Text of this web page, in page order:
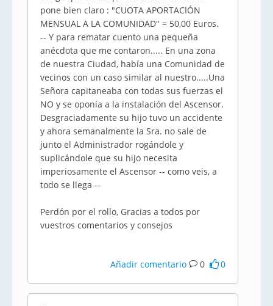
pone bien claro : "CUOTA APORTACIÓN
MENSUAL A LA COMUNIDAD" = 50,00 Euros.
-- Y para rematar cuento una pequeña
anécdota que me contaron..... En una zona
de nuestra Ciudad, había una Comunidad de
vecinos con un caso similar al nuestro.....Una
Señora capitaneaba con todas sus fuerzas el
NO y se oponía a la instalación del Ascensor.
Desgraciadamente su hijo tuvo un accidente
y ahora semanalmente la Sra. no sale de
junto el Administrador rogándole y
suplicándole que su hijo necesita
imperiosamente el Ascensor -- como veis, a
todo se llega --
Perdón por el rollo, Gracias a todos por
vuestros comentarios y consejos
Añadir comentario 0 0